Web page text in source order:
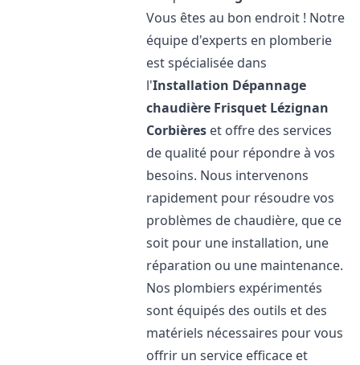
Vous êtes au bon endroit ! Notre
équipe d'experts en plomberie
est spécialisée dans
l'Installation Dépannage
chaudière Frisquet Lézignan
Corbières et offre des services
de qualité pour répondre à vos
besoins. Nous intervenons
rapidement pour résoudre vos
problèmes de chaudière, que ce
soit pour une installation, une
réparation ou une maintenance.
Nos plombiers expérimentés
sont équipés des outils et des
matériels nécessaires pour vous
offrir un service efficace et